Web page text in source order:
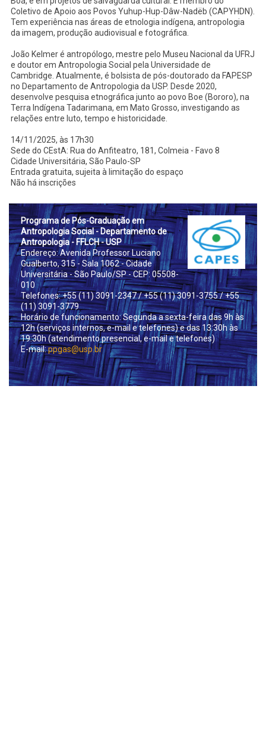
Coletivo de Apoio aos Povos Yuhup-Hup-Dâw-Nadëb (CAPYHDN).
Tem experiência nas áreas de etnologia indígena, antropologia
da imagem, produção audiovisual e fotográfica.
João Kelmer é antropólogo, mestre pelo Museu Nacional da UFRJ
e doutor em Antropologia Social pela Universidade de
Cambridge. Atualmente, é bolsista de pós-doutorado da FAPESP
no Departamento de Antropologia da USP. Desde 2020,
desenvolve pesquisa etnográfica junto ao povo Boe (Bororo), na
Terra Indígena Tadarimana, em Mato Grosso, investigando as
relações entre luto, tempo e historicidade.
14/11/2025, às 17h30
Sede do CEstA: Rua do Anfiteatro, 181, Colmeia - Favo 8
Cidade Universitária, São Paulo-SP
Entrada gratuita, sujeita à limitação do espaço
Não há inscrições
Programa de Pós-Graduação em
Antropologia Social - Departamento de
Antropologia - FFLCH - USP
Endereço: Avenida Professor Luciano
Gualberto, 315 - Sala 1062 - Cidade
Universitária - São Paulo/SP - CEP: 05508-
010
Telefones: +55 (11) 3091-2347/ +55 (11) 3091-3755/ +55
(11) 3091-3779
Horário de funcionamento: Segunda a sexta-feira das 9h às
12h (serviços internos, e-mail e telefones) e das 13:30h às
19:30h (atendimento presencial, e-mail e telefones)
E-mail:ppgas@usp.br